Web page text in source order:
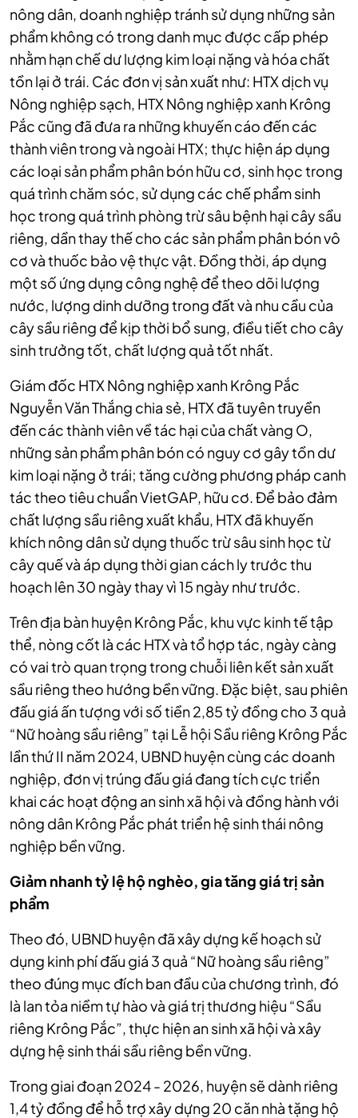
nông dân, doanh nghiệp tránh sử dụng những sản
phẩm không có trong danh mục được cấp phép
nhằm hạn chế dư lượng kim loại nặng và hóa chất
tồn lại ở trái. Các đơn vị sản xuất như: HTX dịch vụ
Nông nghiệp sạch, HTX Nông nghiệp xanh Krông
Pắc cũng đã đưa ra những khuyến cáo đến các
thành viên trong và ngoài HTX; thực hiện áp dụng
các loại sản phẩm phân bón hữu cơ, sinh học trong
quá trình chăm sóc, sử dụng các chế phẩm sinh
học trong quá trình phòng trừ sâu bệnh hại cây sầu
riêng, dần thay thế cho các sản phẩm phân bón vô
cơ và thuốc bảo vệ thực vật. Đồng thời, áp dụng
một số ứng dụng công nghệ để theo dõi lượng
nước, lượng dinh dưỡng trong đất và nhu cầu của
cây sầu riêng để kịp thời bổ sung, điều tiết cho cây
sinh trưởng tốt, chất lượng quả tốt nhất.
Giám đốc HTX Nông nghiệp xanh Krông Pắc
Nguyễn Văn Thắng chia sẻ, HTX đã tuyên truyền
đến các thành viên về tác hại của chất vàng O,
những sản phẩm phân bón có nguy cơ gây tồn dư
kim loại nặng ở trái; tăng cường phương pháp canh
tác theo tiêu chuẩn VietGAP, hữu cơ. Để bảo đảm
chất lượng sầu riêng xuất khẩu, HTX đã khuyến
khích nông dân sử dụng thuốc trừ sâu sinh học từ
cây quế và áp dụng thời gian cách ly trước thu
hoạch lên 30 ngày thay vì 15 ngày như trước.
Trên địa bàn huyện Krông Pắc, khu vực kinh tế tập
thể, nòng cốt là các HTX và tổ hợp tác, ngày càng
có vai trò quan trọng trong chuỗi liên kết sản xuất
sầu riêng theo hướng bền vững. Đặc biệt, sau phiên
đấu giá ấn tượng với số tiền 2,85 tỷ đồng cho 3 quả
“Nữ hoàng sầu riêng” tại Lễ hội Sầu riêng Krông Pắc
lần thứ II năm 2024, UBND huyện cùng các doanh
nghiệp, đơn vị trúng đấu giá đang tích cực triển
khai các hoạt động an sinh xã hội và đồng hành với
nông dân Krông Pắc phát triển hệ sinh thái nông
nghiệp bền vững.
Giảm nhanh tỷ lệ hộ nghèo, gia tăng giá trị sản
phẩm
Theo đó, UBND huyệnđã xây dựng kế hoạch sử
dụng kinh phí đấu giá 3 quả “Nữ hoàng sầu riêng”
theo đúng mục đích ban đầu của chương trình, đó
là lan tỏa niềm tự hào và giá trị thương hiệu “Sầu
riêng Krông Pắc”, thực hiện an sinh xã hội và xây
dựng hệ sinh thái sầu riêng bền vững.
Trong giai đoạn 2024 - 2026, huyện sẽ dành riêng
1,4 tỷ đồng để hỗ trợ xây dựng 20 căn nhà tặng hộ